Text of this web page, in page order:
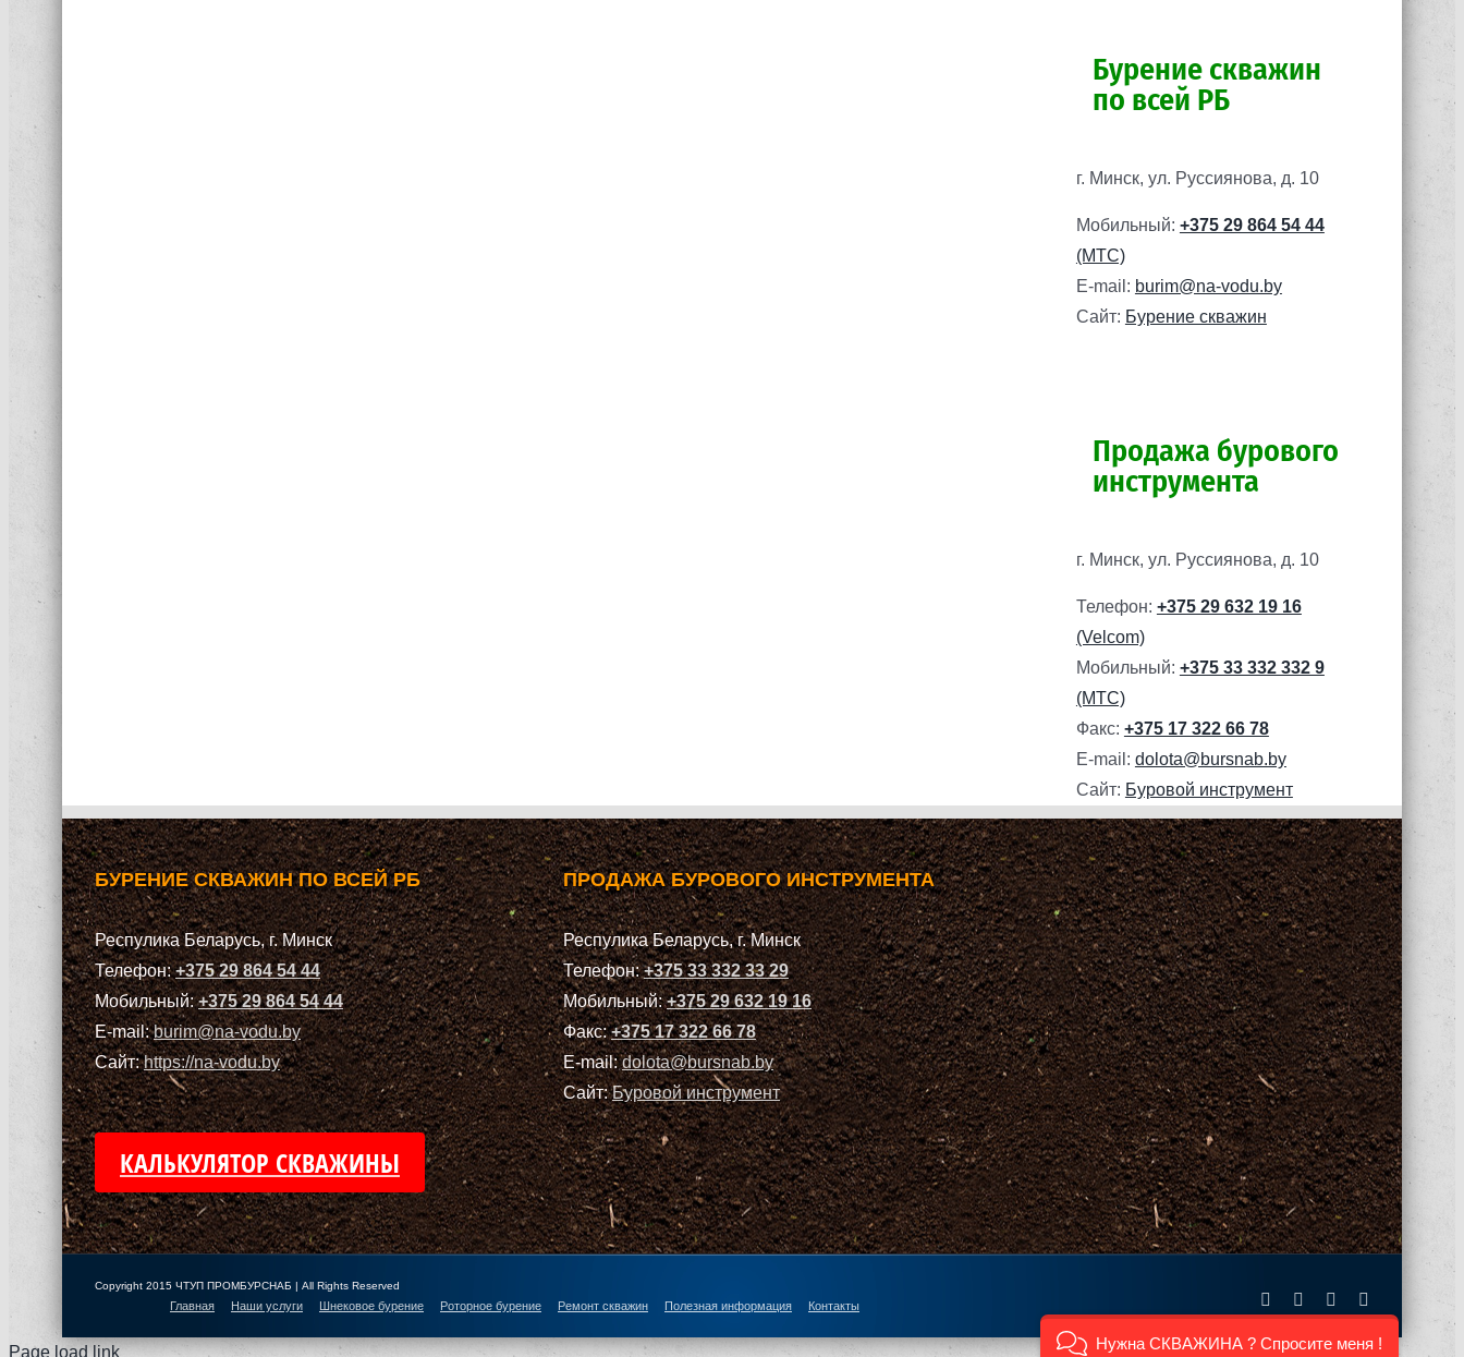
Бурение скважин
по всей РБ
г. Минск, ул. Руссиянова, д. 10
Мобильный: +375 29 864 54 44
(МТС)
E-mail: burim@na-vodu.by
Сайт: Бурение скважин
Продажа бурового
инструмента
г. Минск, ул. Руссиянова, д. 10
Телефон: +375 29 632 19 16
(Velcom)
Мобильный: +375 33 332 332 9
(МТС)
Факс: +375 17 322 66 78
E-mail: dolota@bursnab.by
Сайт: Буровой инструмент
БУРЕНИЕ СКВАЖИН ПО ВСЕЙ РБ
Респулика Беларусь, г. Минск
Телефон:+375 29 864 54 44
Мобильный:+375 29 864 54 44
E-mail:burim@na-vodu.by
Сайт:https://na-vodu.by
КАЛЬКУЛЯТОР СКВАЖИНЫ
ПРОДАЖА БУРОВОГО ИНСТРУМЕНТА
Респулика Беларусь, г. Минск
Телефон:+375 33 332 33 29
Мобильный:+375 29 632 19 16
Факс:+375 17 322 66 78
E-mail:dolota@bursnab.by
Сайт:Буровой инструмент
Copyright 2015 ЧТУП ПРОМБУРСНАБ | All Rights Reserved
Главная Наши услуги Шнековое бурение Роторное бурение Ремонт скважин Полезная информация Контакты Facebook Instagram
Page load link Нужна СКВАЖИНА ? Спросите меня !